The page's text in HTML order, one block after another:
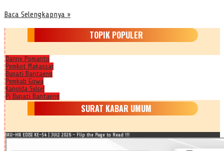
Baca Selengkapnya »
TOPIK POPULER
Danny Pomanto
Pemkot Makassar
Bupati Bantaeng
Pemkab Gowa
Kapolda Sulsel
Pj Bupati Bantaeng
SURAT KABAR UMUM
SKU-HN EDISI KE-54 | JULI 2026 - Flip the Page to Read !!!